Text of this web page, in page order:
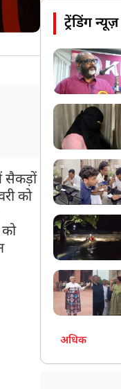
सैकड़ों
को
को
ट्रेंडिंग न्यूज़
अधिक